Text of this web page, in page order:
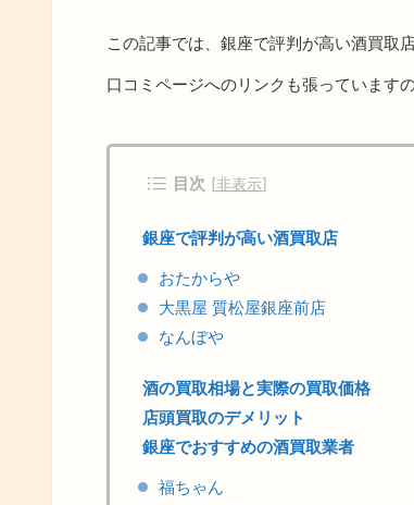
この記事では、銀座で評判が高い酒買取
口コミページへのリンクも張っています
目次 [非表示]
銀座で評判が高い酒買取店
おたからや
大黒屋 質松屋銀座前店
なんぼや
酒の買取相場と実際の買取価格
店頭買取のデメリット
銀座でおすすめの酒買取業者
福ちゃん